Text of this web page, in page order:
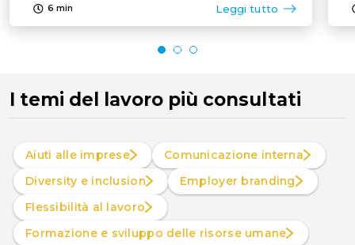
6 min Leggi tutto
I temi del lavoro più consultati
Aiuti alle imprese
Comunicazione interna
Diversity e inclusion
Employer branding
Flessibilità al lavoro
Formazione e sviluppo delle risorse umane